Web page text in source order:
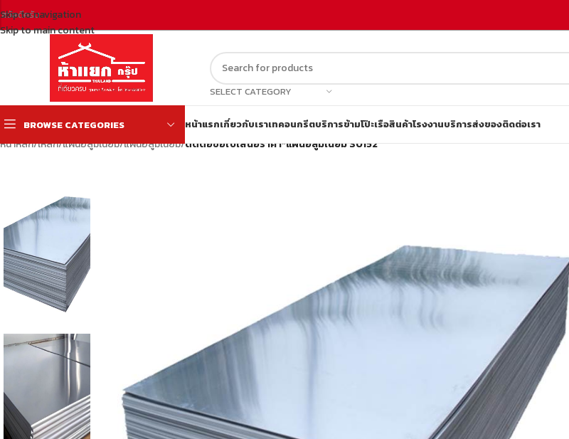
Skip to navigation
Skip to main content
สวัสดีครับ
SELECT CATEGORY
BROWSE CATEGORIES หน้าแรกเกี่ยวกับเราเทคอนกรีตบริการข้ามโป๊ะเรือสินค้าโรงงานบริการส่งของติดต่อเรา
หน้าหลัก/เหล็ก/แผ่นอลูมิเนียม/แผ่นอลูมิเนียม/ติดต่อขอใบเสนอราคา*แผ่นอลูมิเนียม S0152